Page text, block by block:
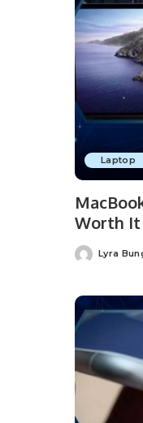
Laptop
Worth It
PostedLyra